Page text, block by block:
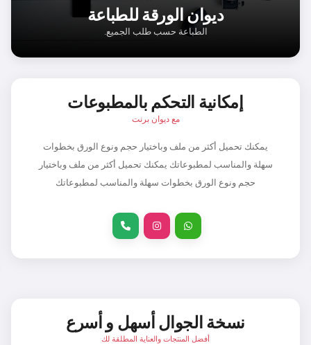
ديوان الورقة للطباعة
الطباعة حسب طلب الجميع.
إمكانية التحكم بالمطبوعات
مع ديوان برنت
يمكنك تحميل أكثر من ملف وباختيار حجم ونوع الورق بخطوات
سهلة والمناسب لمطبوعاتك يمكنك تحميل أكثر من ملف وباختيار
حجم ونوع الورق بخطوات سهلة والمناسب لمطبوعاتك
نسخة الجوال أسهل و أسرع
أفضل المنتجات والعناية المطلقة لك